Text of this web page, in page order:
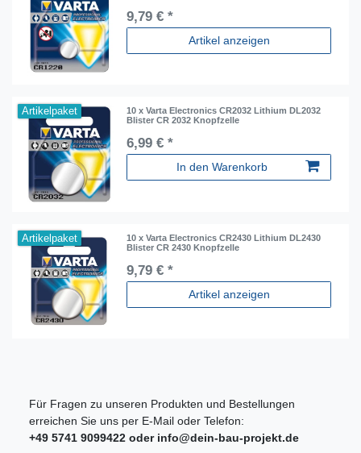
9,79 € *
Artikel anzeigen
Artikelpaket
10 x Varta Electronics CR2032 Lithium DL2032
Blister CR 2032 Knopfzelle
6,99 € *
In den Warenkorb
Artikelpaket
10 x Varta Electronics CR2430 Lithium DL2430
Blister CR 2430 Knopfzelle
9,79 € *
Artikel anzeigen
Für Fragen zu unseren Produkten und Bestellungen
erreichen Sie uns per E-Mail oder Telefon:
+49 5741 9099422 oder info@dein-bau-projekt.de